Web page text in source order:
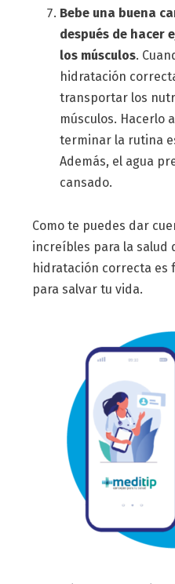
Bebe una buena
después de hacer
los músculos.
hidratación
transportar los
músculos. Hacerlo
terminar la rutina
Además, el agua
cansado.
Como te puedes dar
increíbles para la salud
hidratación correcta es
para salvar tu vida.